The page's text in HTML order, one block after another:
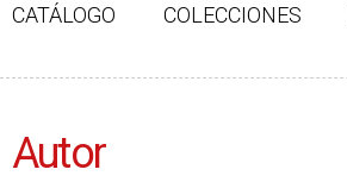
CATÁLOGO COLECCIONES
Autor